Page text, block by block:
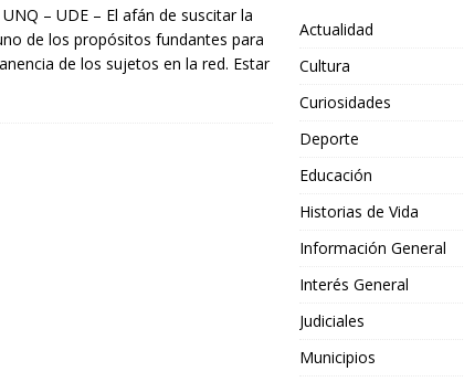
– UDE – El afán de suscitar la
de los propósitos fundantes para
de los sujetos en la red. Estar
Actualidad
Cultura
Curiosidades
Deporte
Educación
Historias de Vida
Información General
Interés General
Judiciales
Municipios